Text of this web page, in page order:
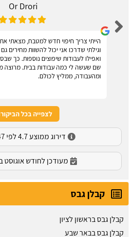
Or Drori
הייתי צריך חיפוי חדש למטבח, מצאתי
וגילתי שדרכו אני יכול להשוות מחירים
ואפילו לעבודות שיפוצים נוספות. כך
שם שעשה לי כמה עבודות בבית. מרוצה
ומהעבודה, ממליץ לכולם.
לצפייה בכל
דירוג ממוצע 4.7 לפי 747 דירוגים
מעודכן לחודש אוגוסט
קבלן גבס
קבלן גבס בראשון לציון
קבלן גבס בבאר שבע